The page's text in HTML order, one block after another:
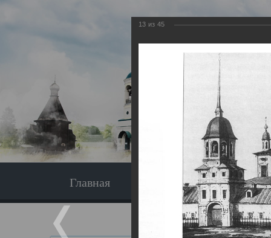
Главная Экскурсия
13 из 45